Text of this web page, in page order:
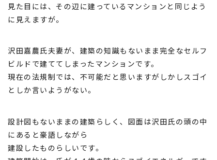
見た目には、その辺に建っているマンションと同じよう
に見えますが。
沢田嘉農氏夫妻が、建築の知識もないまま完全なセルフ
ビルドで建ててしまったマンションです。
現在の法規制では、不可能だと思いますがしかしスゴイ
としか言いようがない。
設計図もないままの建築らしく、図面は沢田氏の頭の中
にあると豪語しながら
建設したものらしいです。